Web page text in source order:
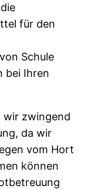
für den
Schule
bei Ihren
wir zwingend
da wir
vom Hort
können